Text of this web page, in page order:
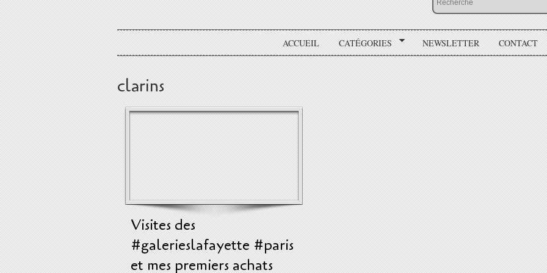
ACCUEIL CATÉGORIES NEWSLETTER CONTACT
clarins
Visites des
#galerieslafayette #paris
et mes premiers achats